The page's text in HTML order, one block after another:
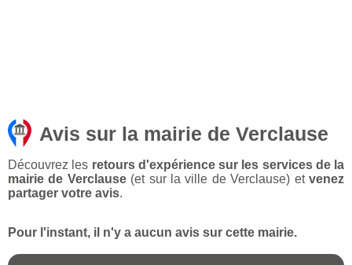
Avis sur la mairie de Verclause
Découvrez les retours d'expérience sur les services de la
mairie de Verclause(et sur la ville de Verclause) etvenez
partager votre avis.
Pour l'instant, il n'y a aucun avis sur cette mairie.